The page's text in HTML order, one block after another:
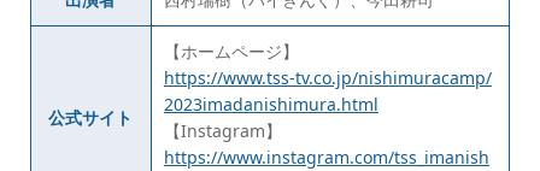
公式サイト
【ホームページ】
https://www.tss-tv.co.jp/nishimuracamp/
2023imadanishimura.html
【Instagram】
https://www.instagram.com/tss_imanish